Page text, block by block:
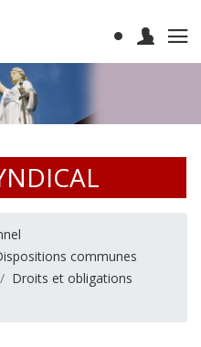
communes
Droits et obligations